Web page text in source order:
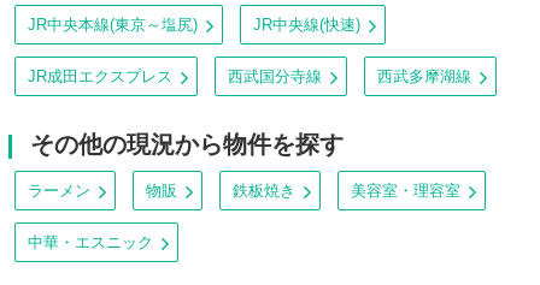
JR中央本線(東京～塩尻) JR中央線(快速)
JR成田エクスプレス 西武国分寺線 西武多摩湖線
その他の現況から物件を探す
ラーメン 物販 鉄板焼き 美容室・理容室
中華・エスニック